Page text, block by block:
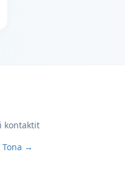
kontaktit
Tona →